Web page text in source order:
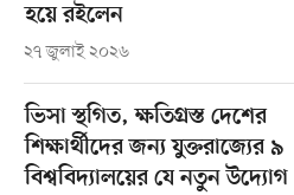
হয়ে রইলেন
২৭ জুলাই ২০২৬
ভিসা স্থগিত, ক্ষতিগ্রস্ত দেশের
শিক্ষার্থীদের জন্য যুক্তরাজ্যের ৯
বিশ্ববিদ্যালয়ের যে নতুন উদ্যোগ